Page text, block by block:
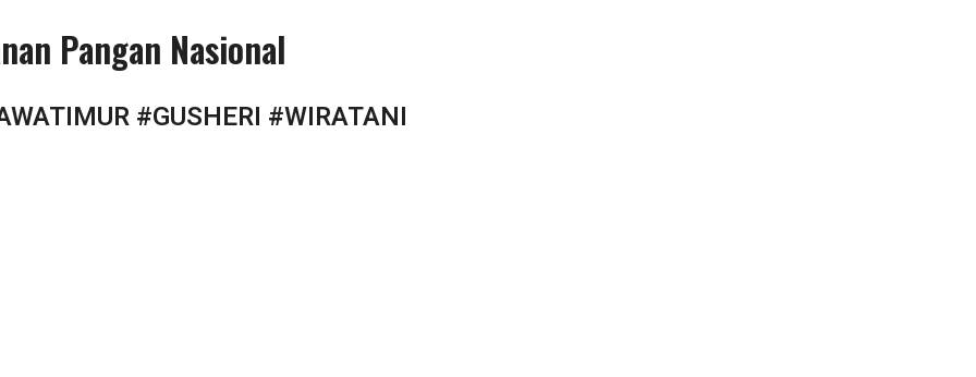
Pangan Nasional
#GUSHERI #WIRATANI